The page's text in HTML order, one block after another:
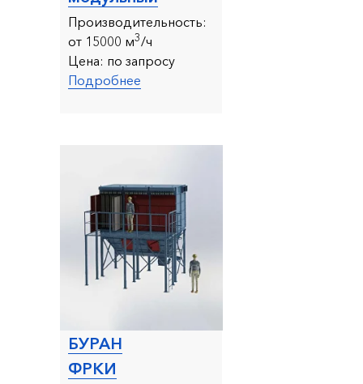
Производительность:
от 15000 м3/ч
Цена: по запросу
Подробнее
БУРАН
ФРКИ